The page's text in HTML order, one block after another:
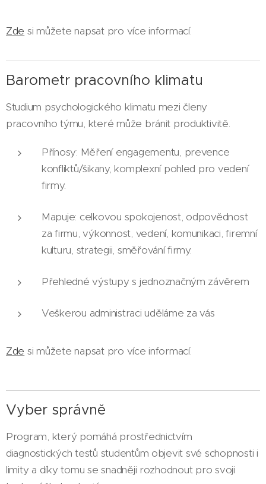
Zde si můžete napsat pro více informací.
Barometr pracovního klimatu
Studium psychologického klimatu mezi členy
pracovního týmu, které může bránit produktivitě.
Přínosy: Měření engagementu, prevence
konfliktů/šikany, komplexní pohled pro vedení
firmy.
Mapuje: celkovou spokojenost, odpovědnost
za firmu, výkonnost, vedení, komunikaci, firemní
kulturu, strategii, směřování firmy.
Přehledné výstupy s jednoznačným závěrem
Veškerou administraci uděláme za vás
Zde si můžete napsat pro více informací.
Vyber správně
Program, který pomáhá prostřednictvím
diagnostických testů studentům objevit své schopnosti i
limity a díky tomu se snadněji rozhodnout pro svoji